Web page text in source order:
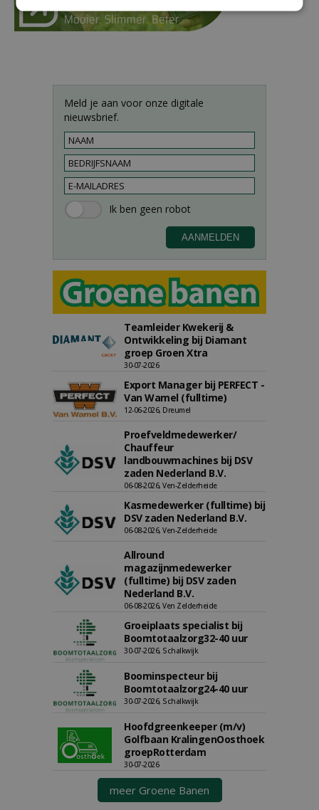
Meld je aan voor onze digitale
nieuwsbrief.
Teamleider Kwekerij &
Ontwikkeling bij Diamant
groep Groen Xtra
30-07-2026
Export Manager bij PERFECT -
Van Wamel (fulltime)
12-06-2026, Dreumel
Proefveldmedewerker/
Chauffeur
landbouwmachines bij DSV
zaden Nederland B.V.
06-08-2026, Ven-Zelderheide
Kasmedewerker (fulltime) bij
DSV zaden Nederland B.V.
06-08-2026, Ven-Zelderheide
Allround
magazijnmedewerker
(fulltime) bij DSV zaden
Nederland B.V.
06-08-2026, Ven Zelderheide
Groeiplaats specialist bij
Boomtotaalzorg32-40 uur
30-07-2026, Schalkwijk
Boominspecteur bij
Boomtotaalzorg24-40 uur
30-07-2026, Schalkwijk
Hoofdgreenkeeper (m/v)
Golfbaan KralingenOosthoek
groepRotterdam
30-07-2026
meer Groene Banen